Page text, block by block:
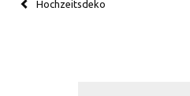
Hochzeitsdeko